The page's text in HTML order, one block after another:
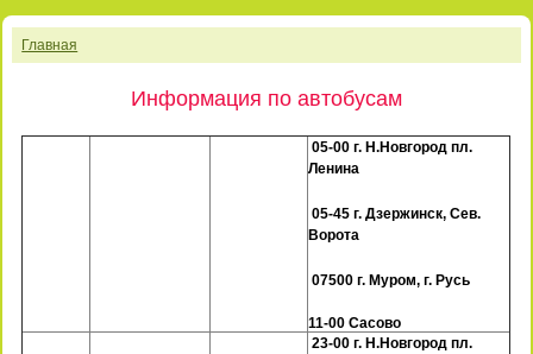
Главная
Информация по автобусам
05-00 г. Н.Новгород пл.
Ленина
05-45 г. Дзержинск, Сев.
Ворота
07500 г. Муром, г. Русь
11-00 Сасово
23-00 г. Н.Новгород пл.